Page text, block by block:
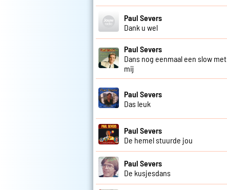
Paul Severs
Dank u wel
Paul Severs
Dans nog eenmaal een slow met
mij
Paul Severs
Das leuk
Paul Severs
De hemel stuurde jou
Paul Severs
De kusjesdans